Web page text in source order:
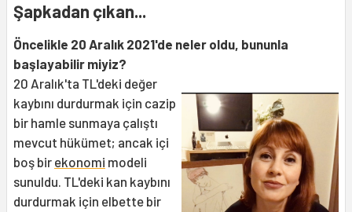
Şapkadan çıkan...
Öncelikle 20 Aralık 2021'de neler oldu, bununla
başlayabilir miyiz?
20 Aralık'ta TL'deki değer
kaybını durdurmak için cazip
bir hamle sunmaya çalıştı
mevcut hükümet; ancak içi
boş bir ekonomi modeli
sunuldu. TL'deki kan kaybını
durdurmak için elbette bir